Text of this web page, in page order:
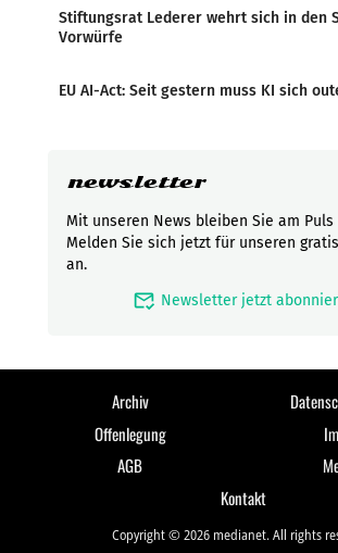
Stiftungsrat Lederer wehrt sich in den
Vorwürfe
EU AI-Act: Seit gestern muss KI sich
newsletter
Mit unseren News bleiben Sie am Puls
Melden Sie sich jetzt für unseren
an.
mark_email_read Newsletter jetzt
Archiv
Offenlegung
AGB
Kontakt
Copyright © 2026 medianet. All rights